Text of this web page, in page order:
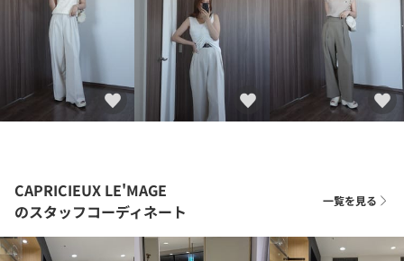
CAPRICIEUX LE'MAGE
のスタッフコーディネート
一覧を見る